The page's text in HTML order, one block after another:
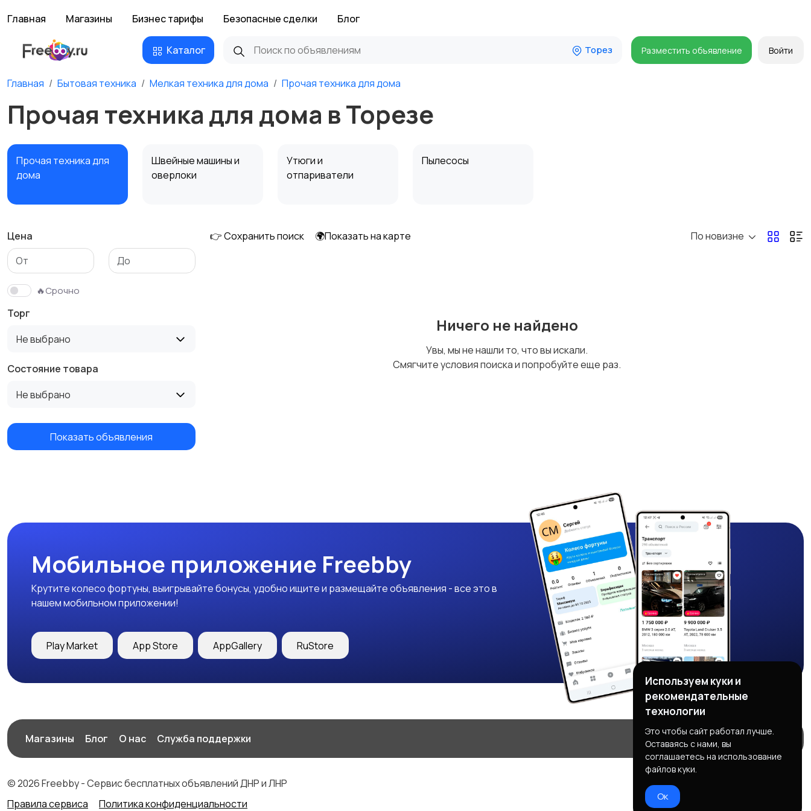
Главная Магазины Бизнес тарифы Безопасные сделки Блог
Каталог Торез Разместить объявление Войти
Главная Бытовая техника Мелкая техника для дома Прочая техника для дома
Прочая техника для дома в Торезе
Прочая техника для
дома
Швейные машины и
оверлоки
Утюги и
отпариватели
Пылесосы
Цена
🔥Срочно
Торг
Не выбрано
Состояние товара
Не выбрано
Показать объявления
👉 Сохранить поиск 🌍Показать на карте По новизне
Ничего не найдено
Увы, мы не нашли то, что вы искали.
Смягчите условия поиска и попробуйте еще раз.
Мобильное приложение Freebby
Крутите колесо фортуны, выигрывайте бонусы, удобно ищите и размещайте объявления - все это в
нашем мобильном приложении!
Play Market App Store AppGallery RuStore
Магазины Блог О нас Служба поддержки
© 2026 Freebby - Сервис бесплатных объявлений ДНР и ЛНР
Правила сервиса
Политика конфиденциальности
Используем куки и
рекомендательные
технологии
Это чтобы сайт работал лучше.
Оставаясь с нами, вы
соглашаетесь на использование
файлов куки.
Ок